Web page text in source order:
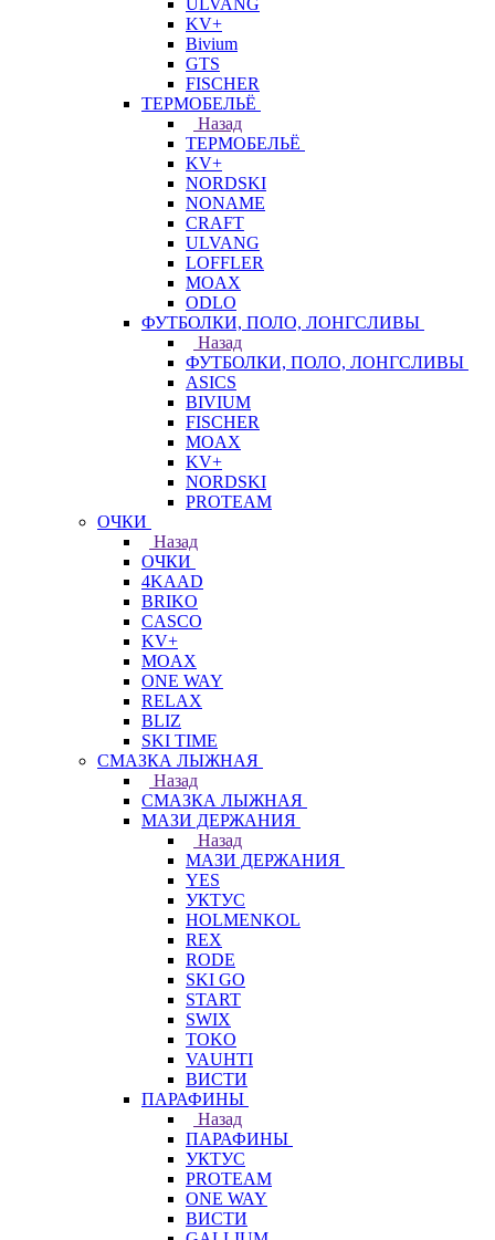
ULVANG
KV+
Bivium
GTS
FISCHER
ТЕРМОБЕЛЬЁ
Назад
ТЕРМОБЕЛЬЁ
KV+
NORDSKI
NONAME
CRAFT
ULVANG
LOFFLER
MOAX
ODLO
ФУТБОЛКИ, ПОЛО, ЛОНГСЛИВЫ
Назад
ФУТБОЛКИ, ПОЛО, ЛОНГСЛИВЫ
ASICS
BIVIUM
FISCHER
MOAX
KV+
NORDSKI
PROTEAM
ОЧКИ
Назад
ОЧКИ
4KAAD
BRIKO
CASCO
KV+
MOAX
ONE WAY
RELAX
BLIZ
SKI TIME
СМАЗКА ЛЫЖНАЯ
Назад
СМАЗКА ЛЫЖНАЯ
МАЗИ ДЕРЖАНИЯ
Назад
МАЗИ ДЕРЖАНИЯ
YES
УКТУС
HOLMENKOL
REX
RODE
SKI GO
START
SWIX
TOKO
VAUHTI
ВИСТИ
ПАРАФИНЫ
Назад
ПАРАФИНЫ
УКТУС
PROTEAM
ONE WAY
ВИСТИ